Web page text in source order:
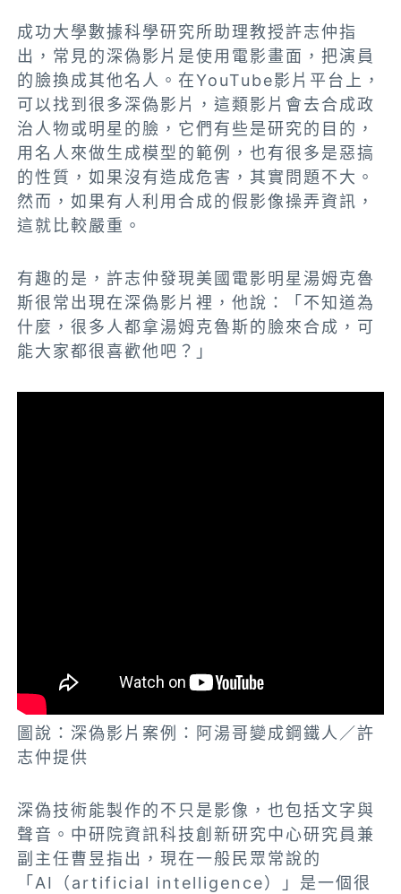
成功大學數據科學研究所助理教授許志仲指
出，常見的深偽影片是使用電影畫面，把演員
的臉換成其他名人。在YouTube影片平台上，
可以找到很多深偽影片，這類影片會去合成政
治人物或明星的臉，它們有些是研究的目的，
用名人來做生成模型的範例，也有很多是惡搞
的性質，如果沒有造成危害，其實問題不大。
然而，如果有人利用合成的假影像操弄資訊，
這就比較嚴重。
有趣的是，許志仲發現美國電影明星湯姆克魯
斯很常出現在深偽影片裡，他說：「不知道為
什麼，很多人都拿湯姆克魯斯的臉來合成，可
能大家都很喜歡他吧？」
圖說：深偽影片案例：阿湯哥變成鋼鐵人／許
志仲提供
深偽技術能製作的不只是影像，也包括文字與
聲音。中研院資訊科技創新研究中心研究員兼
副主任曹昱指出，現在一般民眾常說的
「AI（artificial intelligence）」是一個很